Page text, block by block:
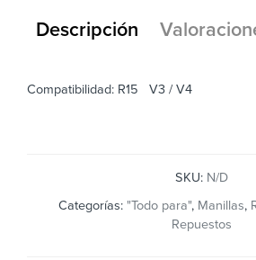
Descripción
Compatibilidad: R15 V3 / V4
SKU: N/D
Categorías: "Todo para", Manillas,
Repuestos